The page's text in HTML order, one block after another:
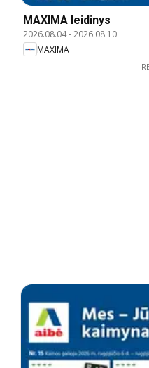
MAXIMA leidinys
2026.08.04-2026.08.10
MAXIMA